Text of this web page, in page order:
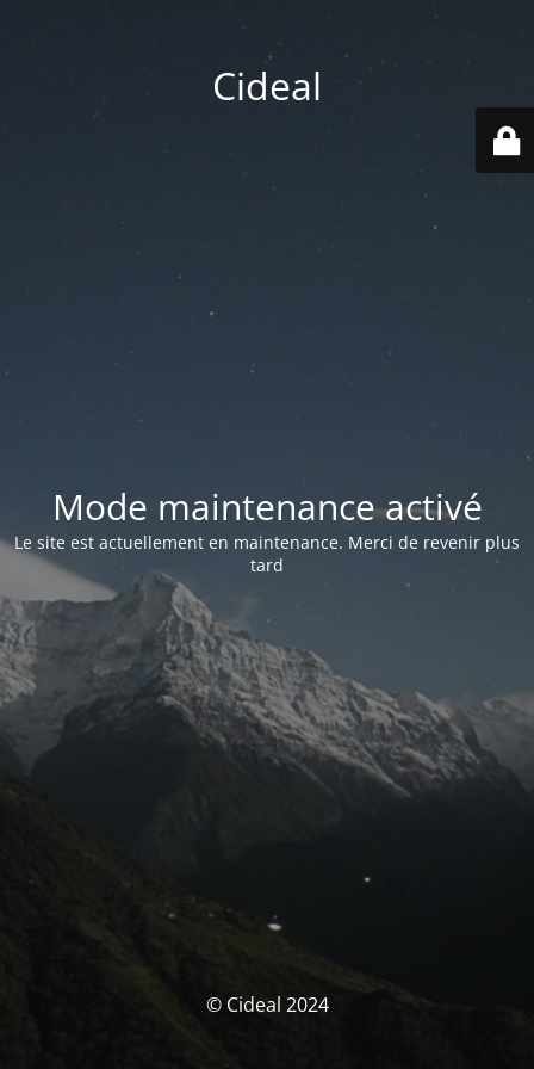
Cideal
Mode maintenance activé
Le site est actuellement en maintenance. Merci de revenir plus
tard
© Cideal 2024